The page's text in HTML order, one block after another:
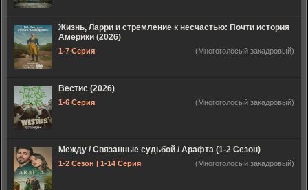
Жизнь, Ларри и стремление к несчастью: Почти история
Америки (2026)
1-7 Серия (Многоголосый закадровый)
Вестис (2026)
1-6 Серия (Многоголосый закадровый)
Между / Связанные судьбой / Арафта (1-2 Сезон)
1-2 Сезон | 1-14 Серия (Многоголосый закадровый)